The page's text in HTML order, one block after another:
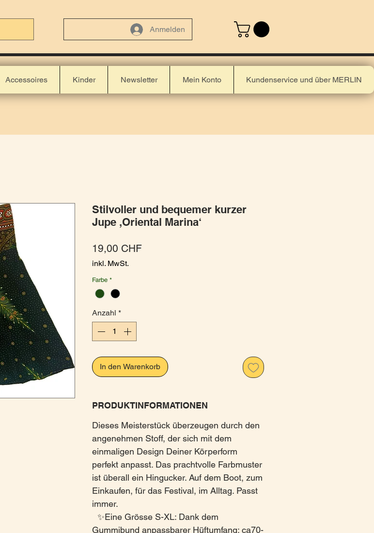
Anmelden
Accessoires Kinder Newsletter Mein Konto Kundenservice und über MERLIN
Stilvoller und bequemer kurzer
Jupe ,Oriental Marina‘
19,00 CHFPreis
inkl. MwSt.
Farbe *
Anzahl *
In den Warenkorb
PRODUKTINFORMATIONEN
Dieses Meisterstück überzeugen durch den
angenehmen Stoff, der sich mit dem
einmaligen Design Deiner Körperform
perfekt anpasst. Das prachtvolle Farbmuster
ist überall ein Hingucker. Auf dem Boot, zum
Einkaufen, für das Festival, im Alltag. Passt
immer.
✨Eine Grösse S-XL: Dank dem
Gummibund anpassbarer Hüftumfang: ca70-